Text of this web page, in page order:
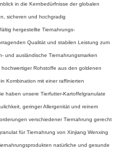
in die Kernbedürfnisse der globalen
sicheren und hochgradig
hergestellte Tiernahrungs-
Qualität und stabilen Leistung zum
und ausländische Tiernahrungsmarken
Rohstoffe aus den goldenen
Kombination mit einer raffinierten
haben unsere Tierfutter-Kartoffelgranulate
geringer Allergenität und reinem
verschiedener Tiernahrung gerecht
für Tiernahrung von Xinjiang Wenxing
natürliche und gesunde